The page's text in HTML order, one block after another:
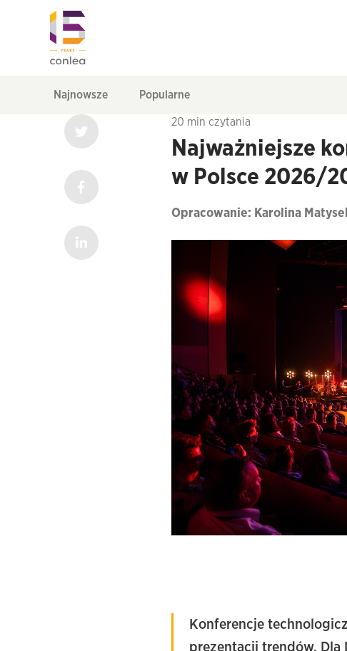
Najnowsze Popularne
20 min czytania
Najważniejsze
w Polsce 2026/
Opracowanie: Karolina
Konferencje
prezentacjitrendów. Dla